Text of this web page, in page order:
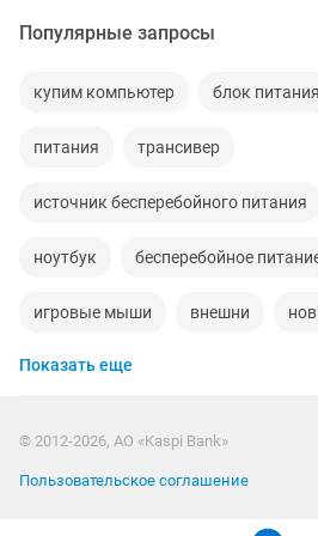
Популярные запросы
купим компьютер блок питания
питания трансивер
источник бесперебойного питания
ноутбук бесперебойное
игровые мыши внешни
офисы корпус
видеокарта vga ибп
Показать еще
© 2012-2026, АО «Kaspi Bank»
Пользовательское соглашение